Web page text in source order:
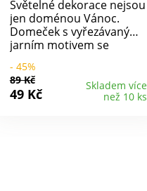
Světelné dekorace nejsou
jen doménou Vánoc.
Domeček s vyřezávaným
jarním motivem se
Velikonoce a v jiná roční
období. Dekoraci stačí
pouze zavěsit do okna, na
- 45%
89 Kč
49 Kč
Skladem více
než 10 ks